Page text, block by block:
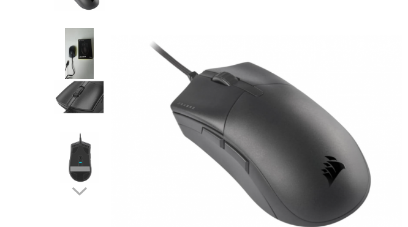
Trotinete electrice
Casa, Gradina & Bricolaj
Bucatarie & Servire
Curatenie si intretinere
Hobby-uri creative
Iluminat & Electrice